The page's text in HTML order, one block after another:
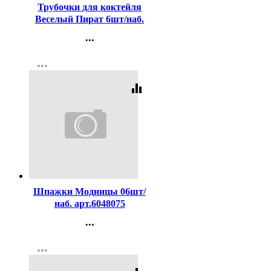
Трубочки для коктейля
Веселый Пират 6шт/наб.
...
Регистрация
more_horiz
equalizer
Шпажки Модницы 06шт/
наб. арт.6048075
...
Регистрация
more_horiz